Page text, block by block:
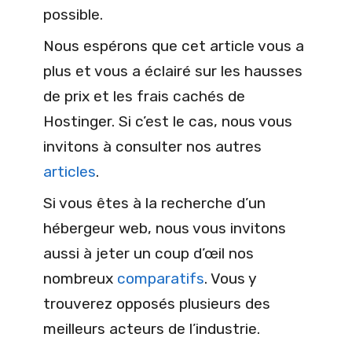
possible.
Nous espérons que cet article vous a
plus et vous a éclairé sur les hausses
de prix et les frais cachés de
Hostinger. Si c’est le cas, nous vous
invitons à consulter nos autres
articles.
Si vous êtes à la recherche d’un
hébergeur web, nous vous invitons
aussi à jeter un coup d’œil nos
nombreux comparatifs. Vous y
trouverez opposés plusieurs des
meilleurs acteurs de l’industrie.